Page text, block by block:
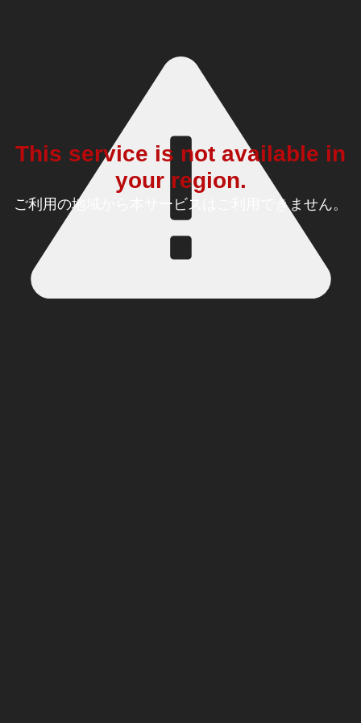
This service is not available in
your region.
ご利用の地域から本サービスはご利用できません。